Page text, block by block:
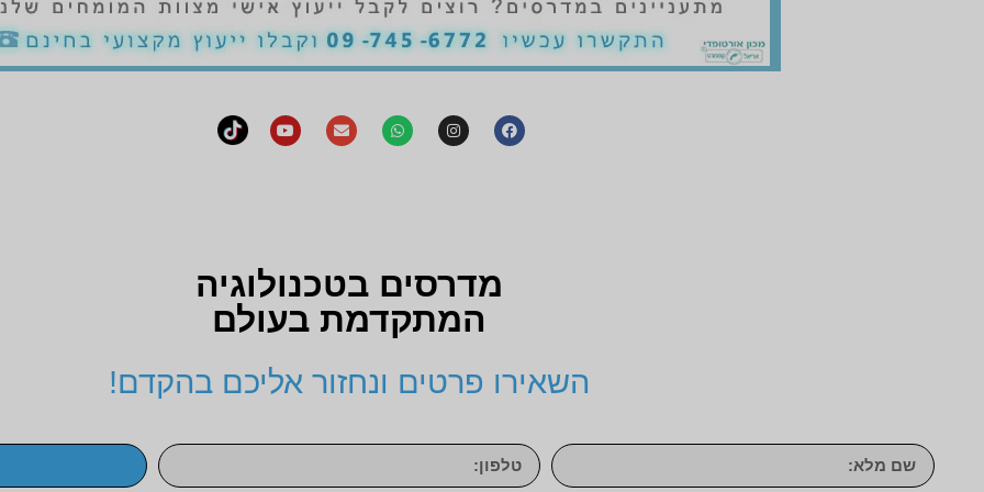
מדרסים בטכנולוגיה
המתקדמת בעולם
השאירו פרטים ונחזור אליכם בהקדם!